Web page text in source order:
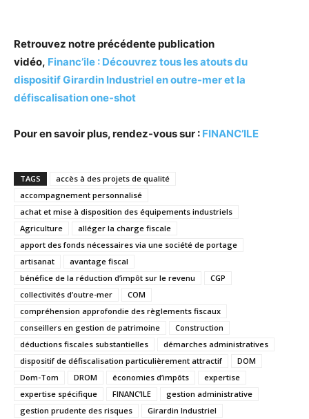
Retrouvez notre précédente publication
vidéo, Financ’ile : Découvrez tous les atouts du
dispositif Girardin Industriel en outre-mer et la
défiscalisation one-shot
Pour en savoir plus, rendez-vous sur : FINANC’ILE
TAGS
accès à des projets de qualité
accompagnement personnalisé
achat et mise à disposition des équipements industriels
Agriculture
alléger la charge fiscale
apport des fonds nécessaires via une société de portage
artisanat
avantage fiscal
bénéfice de la réduction d’impôt sur le revenu
CGP
collectivités d’outre-mer
COM
compréhension approfondie des règlements fiscaux
conseillers en gestion de patrimoine
Construction
déductions fiscales substantielles
démarches administratives
dispositif de défiscalisation particulièrement attractif
DOM
Dom-Tom
DROM économies d’impôts
expertise
expertise spécifique
FINANC’ILE
gestion administrative
gestion prudente des risques
Girardin Industriel